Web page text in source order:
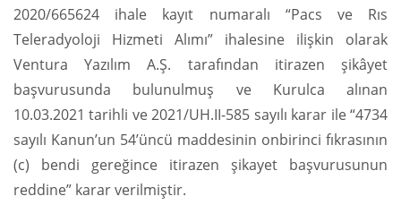
2020/665624 ihale kayıt numaralı “Pacs ve Rıs
Teleradyoloji Hizmeti Alımı” ihalesine ilişkin olarak
Ventura Yazılım A.Ş. tarafından itirazen şikâyet
başvurusunda bulunulmuş ve Kurulca alınan
10.03.2021 tarihli ve 2021/UH.II-585 sayılı karar ile “4734
sayılı Kanun’un 54’üncü maddesinin onbirinci fıkrasının
(c) bendi gereğince itirazen şikayet başvurusunun
reddine” karar verilmiştir.